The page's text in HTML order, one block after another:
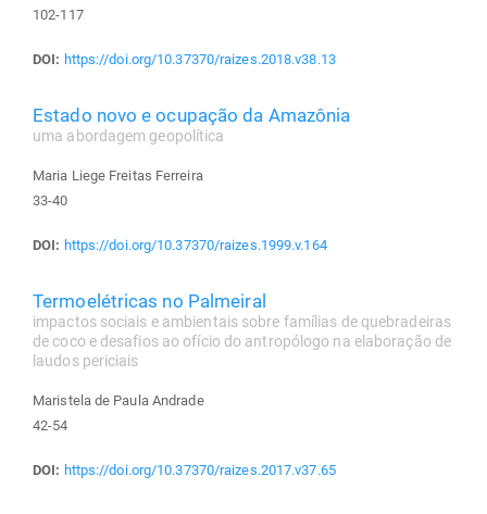
102-117
DOI: https://doi.org/10.37370/raizes.2018.v38.13
Estado novo e ocupação da Amazônia
uma abordagem geopolítica
Maria Liege Freitas Ferreira
33-40
DOI: https://doi.org/10.37370/raizes.1999.v.164
Termoelétricas no Palmeiral
impactos sociais e ambientais sobre famílias de quebradeiras
de coco e desafios ao ofício do antropólogo na elaboração de
laudos periciais
Maristela de Paula Andrade
42-54
DOI: https://doi.org/10.37370/raizes.2017.v37.65